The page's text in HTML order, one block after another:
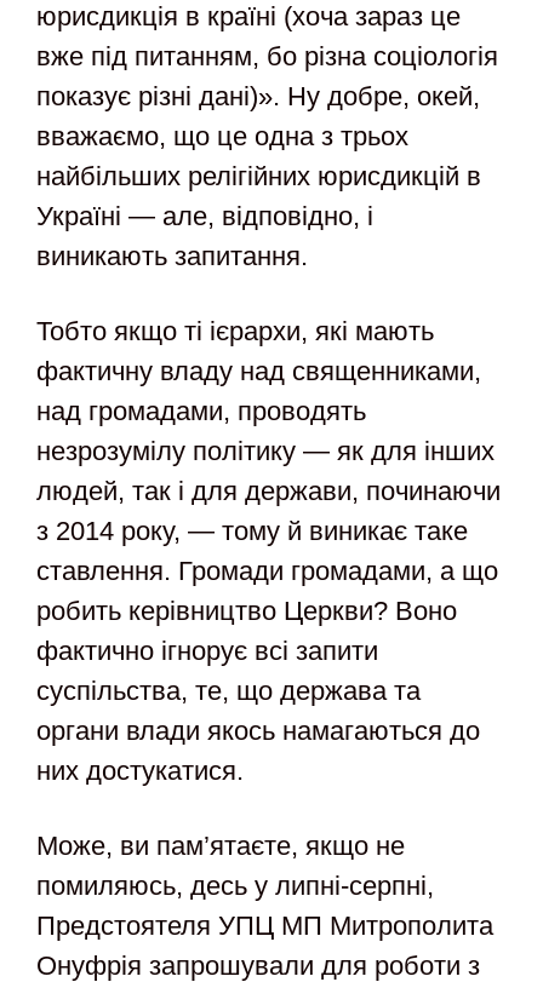
юрисдикція в країні (хоча зараз це
вже під питанням, бо різна соціологія
показує різні дані)». Ну добре, окей,
вважаємо, що це одна з трьох
найбільших релігійних юрисдикцій в
Україні — але, відповідно, і
виникають запитання.
Тобто якщо ті ієрархи, які мають
фактичну владу над священниками,
над громадами, проводять
незрозумілу політику — як для інших
людей, так і для держави, починаючи
з 2014 року, — тому й виникає таке
ставлення. Громади громадами, а що
робить керівництво Церкви? Воно
фактично ігнорує всі запити
суспільства, те, що держава та
органи влади якось намагаються до
них достукатися.
Може, ви пам’ятаєте, якщо не
помиляюсь, десь у липні-серпні,
Предстоятеля УПЦ МП Митрополита
Онуфрія запрошували для роботи з